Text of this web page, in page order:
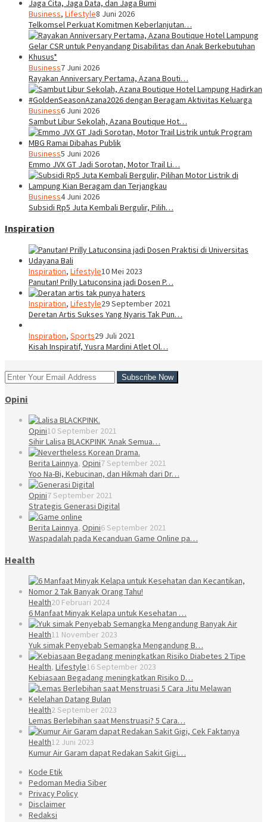
Business, Lifestyle8 Juni 2026
Telkomsel Perkuat Komitmen Keberlanjutan…
Business7 Juni 2026
Rayakan Anniversary Pertama, Azana Bouti…
Business6 Juni 2026
Sambut Libur Sekolah, Azana Boutique Hot…
Business5 Juni 2026
Emmo JVX GT Jadi Sorotan, Motor Trail Li…
Business4 Juni 2026
Subsidi Rp5 Juta Kembali Bergulir, Pilih…
Inspiration
Inspiration, Lifestyle10 Mei 2023
Panutan! Prilly Latuconsina jadi Dosen P…
Inspiration, Lifestyle29 September 2021
Deretan Artis Sukses Yang Nyaris Tak Pun…
Inspiration, Sports29 Juli 2021
Kisah Inspiratif, Yusra Mardini Atlet Ol…
Opini
Opini10 September 2021
Sihir Lalisa BLACKPINK ‘Anak Semua…
Berita Lainnya, Opini7 September 2021
Yoo Na-Bi, Kebucinan, dan Hikmah dari Dr…
Opini7 September 2021
Strategis Generasi Digital
Berita Lainnya, Opini6 September 2021
Waspadalah pada Kecanduan Game Online pa…
Health
Health20 Februari 2024
6 Manfaat Minyak Kelapa untuk Kesehatan …
Health11 November 2023
Yuk simak Penyebab Semangka Mengandung B…
Health, Lifestyle16 September 2023
Kebiasaan Begadang meningkatkan Risiko D…
Health2 September 2023
Lemas Berlebihan saat Menstruasi? 5 Cara…
Health12 Juni 2023
Kumur Air Garam dapat Redakan Sakit Gigi…
Kode Etik
Pedoman Media Siber
Privacy Policy
Disclaimer
Redaksi